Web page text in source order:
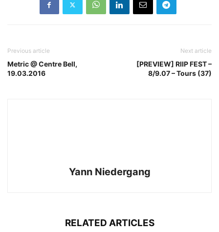
Previous article
Metric @ Centre Bell,
19.03.2016
Next article
[PREVIEW] RIIP FEST –
8/9.07 – Tours (37)
Yann Niedergang
RELATED ARTICLES